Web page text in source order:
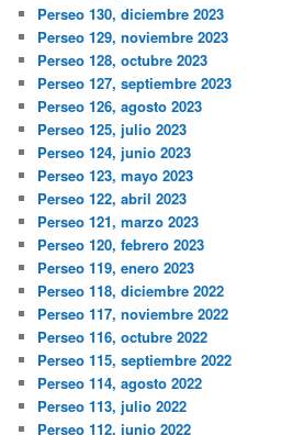
Perseo 130, diciembre 2023
Perseo 129, noviembre 2023
Perseo 128, octubre 2023
Perseo 127, septiembre 2023
Perseo 126, agosto 2023
Perseo 125, julio 2023
Perseo 124, junio 2023
Perseo 123, mayo 2023
Perseo 122, abril 2023
Perseo 121, marzo 2023
Perseo 120, febrero 2023
Perseo 119, enero 2023
Perseo 118, diciembre 2022
Perseo 117, noviembre 2022
Perseo 116, octubre 2022
Perseo 115, septiembre 2022
Perseo 114, agosto 2022
Perseo 113, julio 2022
Perseo 112, junio 2022